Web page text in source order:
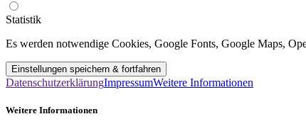
Statistik
Es werden notwendige Cookies, Google Fonts, Google Maps,
DatenschutzerklärungImpressumWeitere Informationen
Weitere Informationen